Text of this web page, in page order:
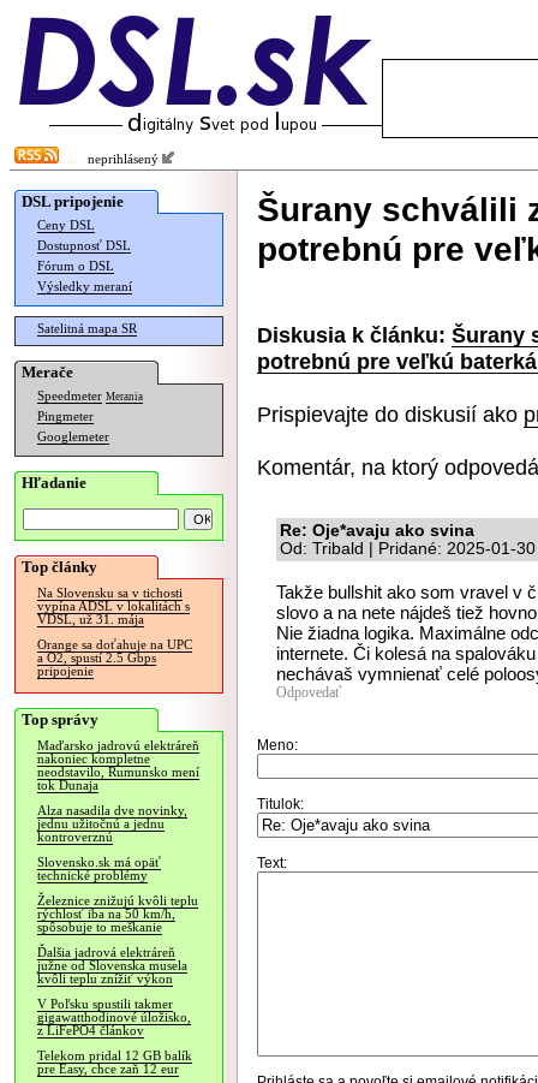
neprihlásený
DSL pripojenie
Ceny DSL
Dostupnosť DSL
Fórum o DSL
Výsledky meraní
Satelitná mapa SR
Merače
Speedmeter Merania
Pingmeter
Googlemeter
Hľadanie
Top články
Na Slovensku sa v tichosti
vypína ADSL v lokalitách s
VDSL, už 31. mája
Orange sa doťahuje na UPC
a O2, spustí 2.5 Gbps
pripojenie
Top správy
Maďarsko jadrovú elektráreň
nakoniec kompletne
neodstavilo, Rumunsko mení
tok Dunaja
Alza nasadila dve novinky,
jednu užitočnú a jednu
kontroverznú
Slovensko.sk má opäť
technické problémy
Železnice znižujú kvôli teplu
rýchlosť iba na 50 km/h,
spôsobuje to meškanie
Ďalšia jadrová elektráreň
južne od Slovenska musela
kvôli teplu znížiť výkon
V Poľsku spustili takmer
gigawatthodinové úložisko,
z LiFePO4 článkov
Telekom pridal 12 GB balík
pre Easy, chce zaň 12 eur
Šurany schválili
potrebnú pre
Diskusia k článku: Šurany
potrebnú pre veľkú
Prispievajte do diskusií ako
Komentár, na ktorý
Re: Oje*avaju ako svina
Od: Tribald | Pridané: 2025-01-
Takže bullshit ako som vravel v
slovo a na nete nájdeš tiež
Nie žiadna logika. Maximálne
internete. Či kolesá na
nechávaš vymnienať celé
Odpovedať
Meno:
Titulok:
Text: